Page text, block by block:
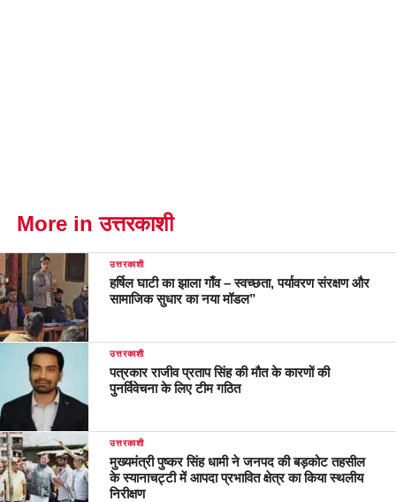
More in उत्तरकाशी
उत्तरकाशी
हर्षिल घाटी का झाला गाँव – स्वच्छता, पर्यावरण संरक्षण और
सामाजिक सुधार का नया मॉडल”
उत्तरकाशी
पत्रकार राजीव प्रताप सिंह की मौत के कारणों की
पुनर्विवेचना के लिए टीम गठित
उत्तरकाशी
मुख्यमंत्री पुष्कर सिंह धामी ने जनपद की बड़कोट तहसील
के स्यानाचट्टी में आपदा प्रभावित क्षेत्र का किया स्थलीय
निरीक्षण